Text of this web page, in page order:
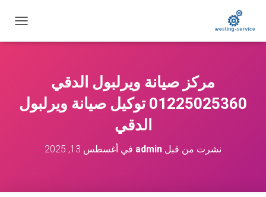
ب
ت
مركز صيانة ويرلبول الدقي
01225025360 توكيل صيانة ويرلبول
الدقي
نشرت من قبل admin في أغسطس 13, 2025